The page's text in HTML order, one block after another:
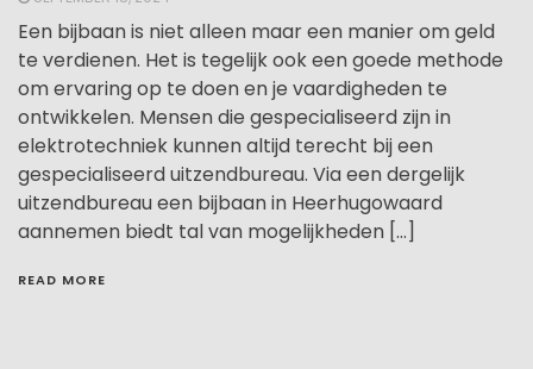
Een bijbaan is niet alleen maar een manier om geld
te verdienen. Het is tegelijk ook een goede methode
om ervaring op te doen en je vaardigheden te
ontwikkelen. Mensen die gespecialiseerd zijn in
elektrotechniek kunnen altijd terecht bij een
gespecialiseerd uitzendbureau. Via een dergelijk
uitzendbureau een bijbaan in Heerhugowaard
aannemen biedt tal van mogelijkheden […]
READ MORE